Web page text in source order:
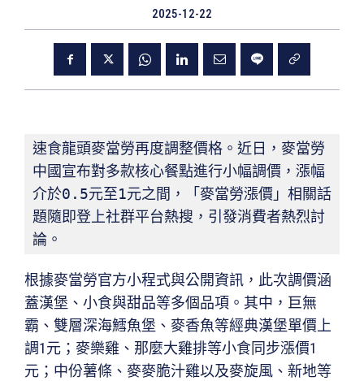
2025-12-22
速食龍頭麥當勞再度調整價格。近日，麥當勞
中國宣布對多款核心餐點進行小幅調價，漲幅
介於0.5元至1元之間，「麥當勞漲價」相關話
題隨即登上社群平台熱搜，引發消費者熱烈討
論。
根據麥當勞官方小程式與公開資訊，此次調價涵
蓋漢堡、小食與甜品等多個品項。其中，巨無
霸、雙層深海鱈魚堡、麥香魚等經典漢堡單價上
調1元；麥樂雞、那麼大雞排等小食同步漲價1
元；中份薯條、麥麥脆汁雞以及麥旋風、新地等